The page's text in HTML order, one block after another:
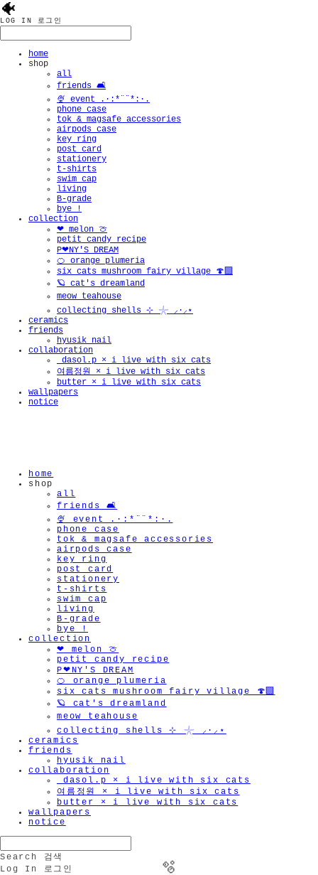
🐠
LOG IN 로그인
home
shop
all
friends 🛋️
🍨 event .·:*¨¨*:·.
phone case
tok & magsafe accessories
airpods case
key ring
post card
stationery
t-shirts
swim cap
living
B-grade
bye !
collection
❤︎ melon 🍈
petit candy recipe
P❤︎NY'S DREAM
🍊 orange plumeria
six cats mushroom fairy village 🍄‍🟫
🪐 cat's dreamland
meow teahouse
collecting shells ⊹ 𓇼 ⸝·⸝⋆
ceramics
friends
hyusik_nail
collaboration
_dasol.p × i live with six cats
여름정원 × i live with six cats
butter × i live with six cats
wallpapers
notice
home
shop
all
friends 🛋️
🍨 event .·:*¨¨*:·.
phone case
tok & magsafe accessories
airpods case
key ring
post card
stationery
t-shirts
swim cap
living
B-grade
bye !
collection
❤︎ melon 🍈
petit candy recipe
P❤︎NY'S DREAM
🍊 orange plumeria
six cats mushroom fairy village 🍄‍🟫
🪐 cat's dreamland
meow teahouse
collecting shells ⊹ 𓇼 ⸝·⸝⋆
ceramics
friends
hyusik_nail
collaboration
_dasol.p × i live with six cats
여름정원 × i live with six cats
butter × i live with six cats
wallpapers
notice
Search
검색
Log In
로그인